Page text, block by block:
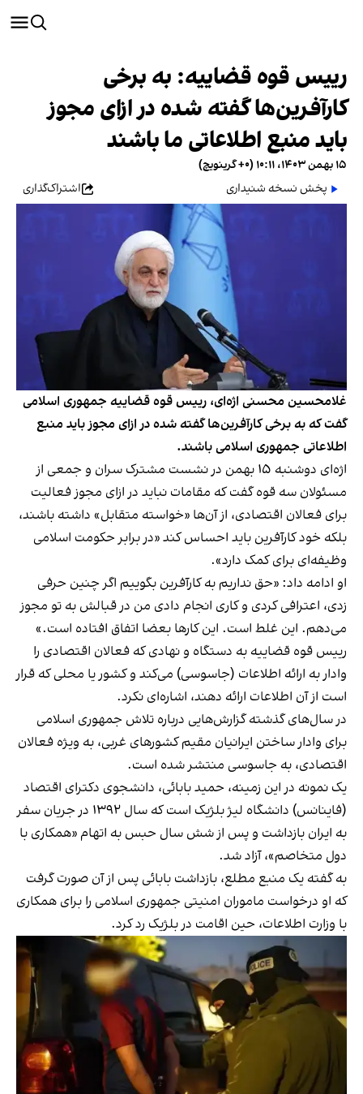
رییس قوه قضاییه: به برخی
کارآفرین‌ها گفته شده در ازای مجوز
باید منبع اطلاعاتی ما باشند
۱۵ بهمن ۱۴۰۳، ۱۰:۱۱ (‎+۰ گرینویچ)
پخش نسخه شنیداری
اشتراک‌گذاری
غلامحسین محسنی اژه‌ای، رییس قوه قضاییه جمهوری اسلامی
گفت که به برخی کارآفرین‌ها گفته شده در ازای مجوز باید منبع
اطلاعاتی جمهوری اسلامی باشند.
اژه‌ای دوشنبه ۱۵ بهمن در نشست مشترک سران و جمعی از
مسئولان سه قوه گفت که مقامات نباید در ازای مجوز فعالیت
برای فعالان اقتصادی، از آن‌ها «خواسته متقابل» داشته باشند،
بلکه خود کارآفرین باید احساس کند «در برابر حکومت اسلامی
وظیفه‌ای برای کمک دارد».
او ادامه داد: «حق نداریم به کارآفرین بگوییم اگر چنین حرفی
زدی، اعترافی کردی و کاری انجام دادی من در قبالش به تو مجوز
می‌دهم. این غلط است. این کارها بعضا اتفاق افتاده است.»
رییس قوه قضاییه به دستگاه و نهادی که فعالان اقتصادی را
وادار به ارائه اطلاعات (جاسوسی) می‌کند و کشور یا محلی که قرار
است از آن اطلاعات ارائه دهند، اشاره‌ای نکرد.
در سال‌های گذشته گزارش‌هایی درباره تلاش جمهوری اسلامی
برای وادار ساختن ایرانیان مقیم کشورهای غربی، به ویژه فعالان
اقتصادی، به جاسوسی منتشر شده است.
یک نمونه در این زمینه، حمید بابائی، دانشجوی دکترای اقتصاد
(فاینانس) دانشگاه لیژ بلژیک است که سال ۱۳۹۲ در جریان سفر
به ایران بازداشت و پس از شش سال حبس به اتهام «همکاری با
دول متخاصم»، آزاد شد.
به گفته یک منبع مطلع، بازداشت بابائی پس از آن صورت گرفت
که او درخواست ماموران امنیتی جمهوری اسلامی را برای همکاری
با وزارت اطلاعات، حین اقامت در بلژیک رد کرد.